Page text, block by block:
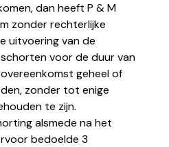
dan heeft P & M
zonder rechterlijke
uitvoering van de
voor de duur van
geheel of
zonder tot enige
te zijn.
alsmede na het
bedoelde 3